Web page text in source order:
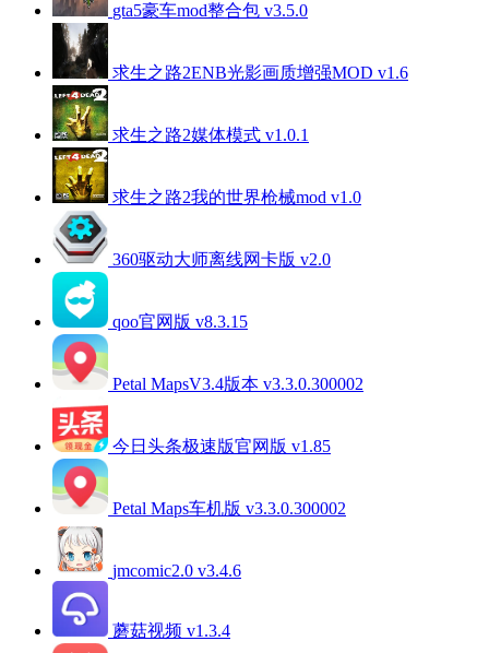
gta5豪车mod整合包 v3.5.0
求生之路2ENB光影画质增强MOD v1.6
求生之路2媒体模式 v1.0.1
求生之路2我的世界枪械mod v1.0
360驱动大师离线网卡版 v2.0
qoo官网版 v8.3.15
Petal MapsV3.4版本 v3.3.0.300002
今日头条极速版官网版 v1.85
Petal Maps车机版 v3.3.0.300002
jmcomic2.0 v3.4.6
蘑菇视频 v1.3.4